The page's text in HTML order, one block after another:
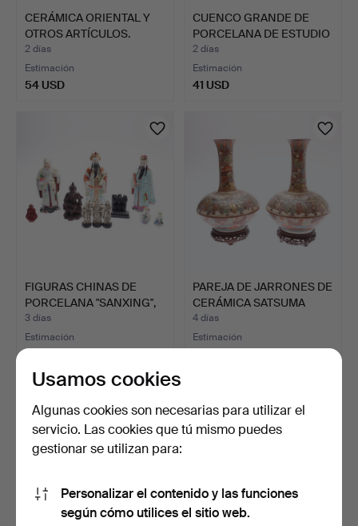
CERÁMICA ORIENTAL Y
OTROS ARTÍCULOS.
2 días
Estimación
54 USD
CUENCO GRANDE DE
PORCELANA DE ESTUDIO
CHIN…
2 días
Estimación
41 USD
FIGURAS CHINAS DE
PORCELANA "SANXING",
OTR…
3 días
Estimación
54 USD
PAREJA DE JARRONES DE
CERÁMICA SATSUMA
HOD…
4 días
Estimación
Usamos cookies
Algunas cookies son necesarias para utilizar el
servicio. Las cookies que tú mismo puedes
gestionar se utilizan para:
Personalizar el contenido y las funciones
según cómo utilices el sitio web.